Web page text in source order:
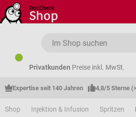
Zum Hauptinhalt springen
Privatkunden Preise inkl. MwSt.
Expertise seit 140 Jahren 4,8/5 Sterne
Shop Injektion & Infusion Spritzen